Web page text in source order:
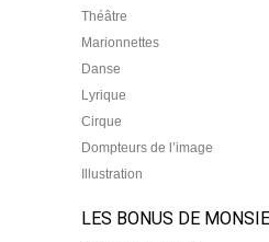
Théâtre
Marionnettes
Danse
Lyrique
Cirque
Dompteurs de l’image
Illustration
LES BONUS DE